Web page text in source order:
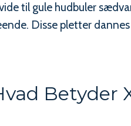
til gule hudbuler
Disse pletter
Betyder